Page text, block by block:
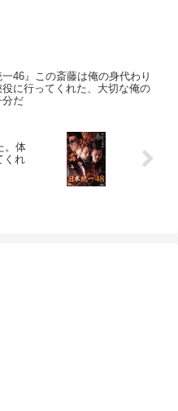
一46』この斎藤は俺の身代わり
に行ってくれた、大切な俺の
分だ
。体
くれ